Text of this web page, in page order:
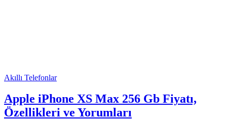
Akıllı Telefonlar
Apple iPhone XS Max 256 Gb Fiyatı,
Özellikleri ve Yorumları